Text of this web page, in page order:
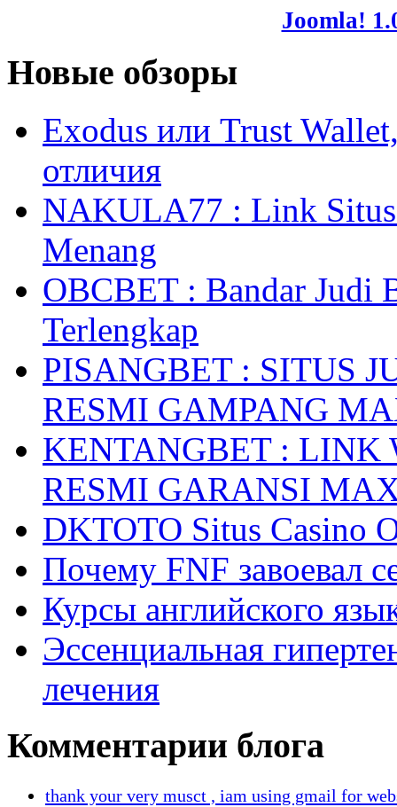
Joomla!
Новые обзоры
Exodus или Trust
отличия
NAKULA77 : Link Situs
Menang
OBCBET : Bandar Judi
Terlengkap
PISANGBET : SITUS
RESMI GAMPANG
KENTANGBET : LINK
RESMI GARANSI
DKTOTO Situs Casino
Почему FNF завоевал
Курсы английского
Эссенциальная
лечения
Комментарии блога
thank your very musct , iam using gmail for